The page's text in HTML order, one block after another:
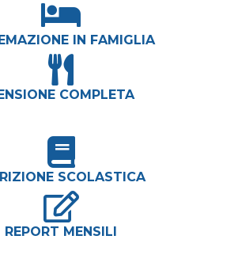
IN FAMIGLIA
COMPLETA
SCOLASTICA
REPORT MENSILI